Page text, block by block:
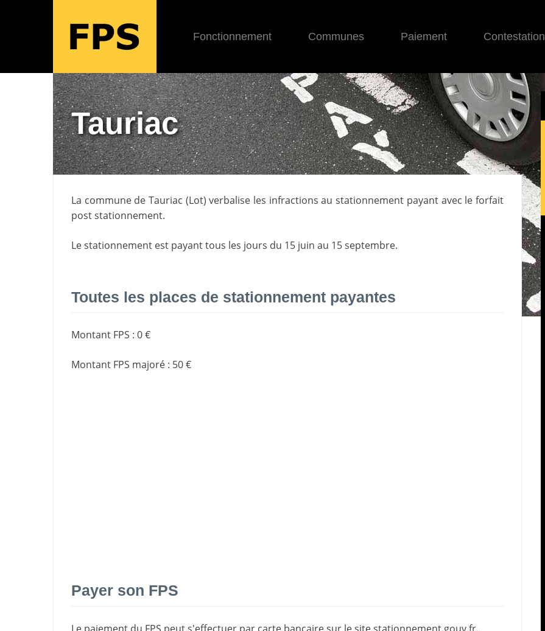
Fonctionnement Communes Paiement Contestation
Tauriac
La commune deTauriac (Lot) verbalise les infractions au stationnement payant avec le forfait
post stationnement.
Le stationnement est payant tous les jours du 15 juin au 15 septembre.
Toutes les places de stationnement payantes
Montant FPS : 0 €
Montant FPS majoré : 50 €
Payer son FPS